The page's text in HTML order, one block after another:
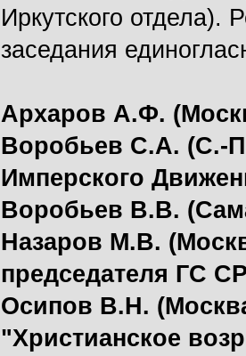
Иркутского отдела).
заседания
Архаров А.Ф.
Воробьев С.А. (С.-
Имперского
Воробьев В.В.
Назаров М.В.
председателя ГС
Осипов В.Н.
"Христианское